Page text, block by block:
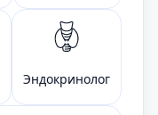
Эндокринолог